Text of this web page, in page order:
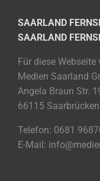
SAARLAND
SAARLAND
Für diese
Medien Saarland
Angela Braun Str.
66115 Saarbrücken
Telefon: 0681
E-Mail: